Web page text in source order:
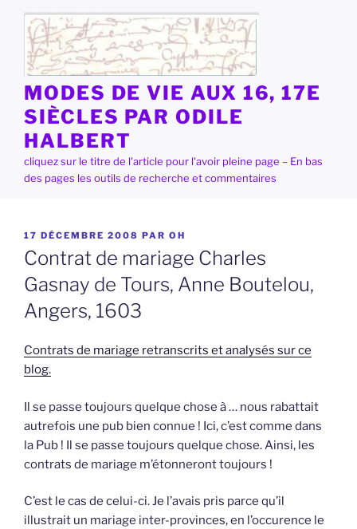
contenu
principal
MODES DE VIE AUX 16, 17E
SIÈCLES PAR ODILE
HALBERT
cliquez sur le titre de l'article pour l'avoir pleine page – En bas
des pages les outils de recherche et commentaires
PUBLIÉ
LE
17 DÉCEMBRE 2008 PAR OH
Contrat de mariage Charles
Gasnay de Tours, Anne Boutelou,
Angers, 1603
Contrats de mariage retranscrits et analysés sur ce
blog.
Il se passe toujours quelque chose à … nous rabattait
autrefois une pub bien connue ! Ici, c’est comme dans
la Pub ! Il se passe toujours quelque chose. Ainsi, les
contrats de mariage m’étonneront toujours !
C’est le cas de celui-ci. Je l’avais pris parce qu’il
illustrait un mariage inter-provinces, en l’occurence le